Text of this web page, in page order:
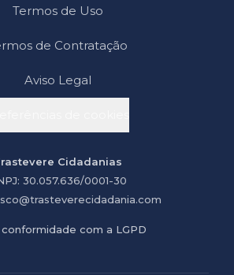
Termos de Uso
de Contratação
Aviso Legal
Cidadanias
30.057.636/0001-30
conformidade com a LGPD